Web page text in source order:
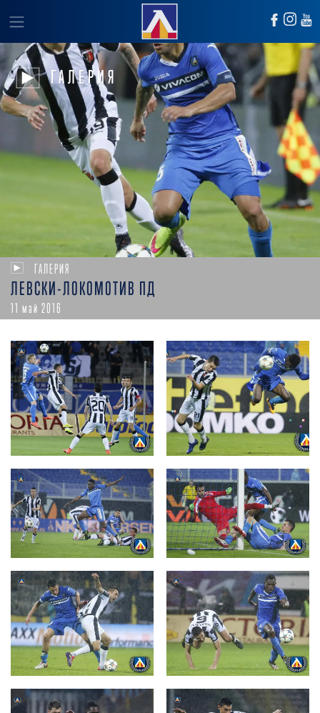
ГАЛЕРИЯ
ГАЛЕРИЯ
ЛЕВСКИ-ЛОКОМОТИВ ПД
11 май 2016